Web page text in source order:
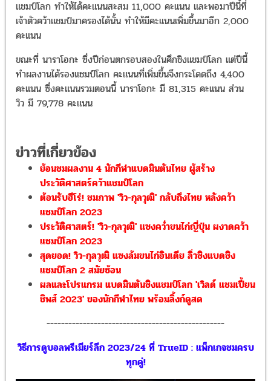
แชมป์โลก ทำให้ได้คะแนนสะสม 11,000 คะแนน และพอมาปีนี้ที่
เจ้าตัวคว้าแชมป์มาครองได้นั้น ทำให้มีคะแนนเพิ่มขึ้นมาอีก 2,000
คะแนน
ขณะที่ นาราโอกะ ซึ่งปีก่อนตกรอบสองในศึกชิงแชมป์โลก แต่ปีนี้
ทำผลงานได้รองแชมป์โลก คะแนนที่เพิ่มขึ้นจึงกระโดดถึง 4,400
คะแนน ซึ่งคะแนนรวมตอนนี้ นาราโอกะ มี 81,315 คะแนน ส่วน
วิว มี 79,778 คะแนน
ข่าวที่เกี่ยวข้อง
ย้อนชมผลงาน 4 นักกีฬาแบดมินตันไทย ผู้สร้าง
ประวัติศาสตร์คว้าแชมป์โลก
ต้อนรับฮีโร่! ชมภาพ 'วิว-กุลวุฒิ' กลับถึงไทย หลังคว้า
แชมป์โลก 2023
ประวัติศาสตร์! 'วิว-กุลวุฒิ' แซงคว่ำขนไก่ญี่ปุ่น ผงาดคว้า
แชมป์โลก 2023
สุดยอด! วิว-กุลวุฒิ แซงล้มขนไก่อินเดีย ลิ่วชิงแบดชิง
แชมป์โลก 2 สมัยซ้อน
ผลและโปรแกรม แบดมินตันชิงแชมป์โลก 'เวิลด์ แชมเปี้ยน
ชิพส์ 2023' ของนักกีฬาไทย พร้อมลิ้งก์ดูสด
-------------------------------------------------
วิธีการดูบอลพรีเมียร์ลีก 2023/24 ที่ TrueID : แพ็กเกจชมครบ
ทุกคู่!